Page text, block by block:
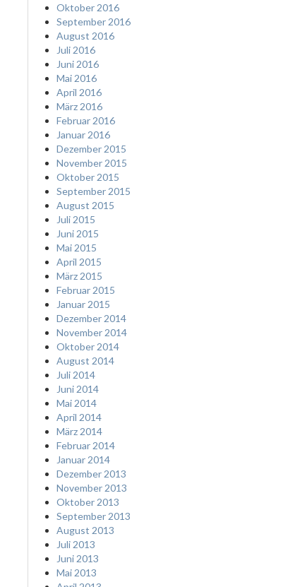
Oktober 2016
September 2016
August 2016
Juli 2016
Juni 2016
Mai 2016
April 2016
März 2016
Februar 2016
Januar 2016
Dezember 2015
November 2015
Oktober 2015
September 2015
August 2015
Juli 2015
Juni 2015
Mai 2015
April 2015
März 2015
Februar 2015
Januar 2015
Dezember 2014
November 2014
Oktober 2014
August 2014
Juli 2014
Juni 2014
Mai 2014
April 2014
März 2014
Februar 2014
Januar 2014
Dezember 2013
November 2013
Oktober 2013
September 2013
August 2013
Juli 2013
Juni 2013
Mai 2013